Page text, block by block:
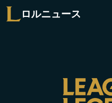
ロルニュース